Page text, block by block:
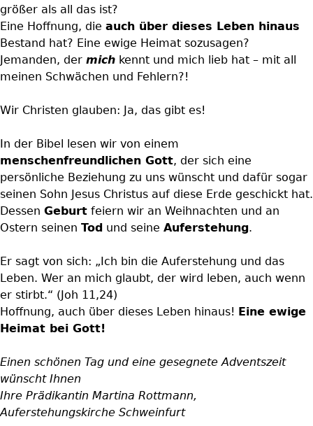
größer als all das ist?
Eine Hoffnung, die auch über dieses Leben hinaus
Bestand hat? Eine ewige Heimat sozusagen?
Jemanden, der mich kennt und mich lieb hat – mit all
meinen Schwächen und Fehlern?!
Wir Christen glauben: Ja, das gibt es!
In der Bibel lesen wir von einem
menschenfreundlichen Gott, der sich eine
persönliche Beziehung zu uns wünscht und dafür sogar
seinen Sohn Jesus Christus auf diese Erde geschickt hat.
Dessen Geburt feiern wir an Weihnachten und an
Ostern seinen Tod und seine Auferstehung.
Er sagt von sich: „Ich bin die Auferstehung und das
Leben. Wer an mich glaubt, der wird leben, auch wenn
er stirbt.“ (Joh 11,24)
Hoffnung, auch über dieses Leben hinaus! Eine ewige
Heimat bei Gott!
Einen schönen Tag und eine gesegnete Adventszeit
wünscht Ihnen
Ihre Prädikantin Martina Rottmann,
Auferstehungskirche Schweinfurt